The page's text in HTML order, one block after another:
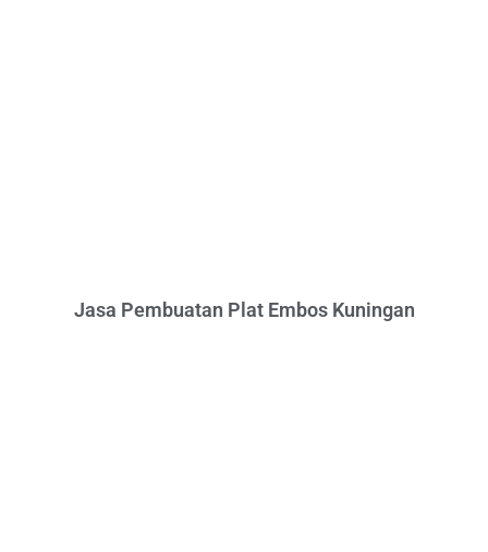
Jasa Pembuatan Plat Embos Kuningan